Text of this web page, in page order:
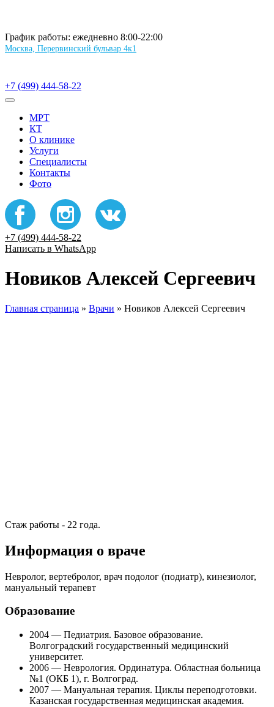
График работы: ежедневно 8:00-22:00
Москва, Перервинский бульвар 4к1
+7 (499) 444-58-22
МРТ
КТ
О клинике
Услуги
Специалисты
Контакты
Фото
+7 (499) 444-58-22
Написать в WhatsApp
Новиков Алексей Сергеевич
Главная страница » Врачи » Новиков Алексей Сергеевич
Стаж работы - 22 года.
Информация о враче
Невролог, вертебролог, врач подолог (подиатр), кинезиолог,
мануальный терапевт
Образование
2004 — Педиатрия. Базовое образование.
Волгоградский государственный медицинский
университет.
2006 — Неврология. Ординатура. Областная больница
№1 (ОКБ 1), г. Волгоград.
2007 — Мануальная терапия. Циклы переподготовки.
Казанская государственная медицинская академия.